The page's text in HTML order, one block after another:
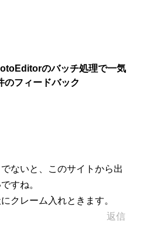
のバッチ処理で一気
のフィードバック
ないと、このサイトから出
すね。
クレーム入れときます。
返信